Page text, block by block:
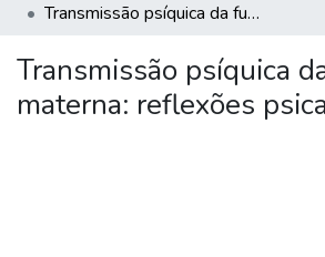
Transmissão psíquica da função materna: reflexões psicanalíticas
Transmissão psíquica
materna: reflexões